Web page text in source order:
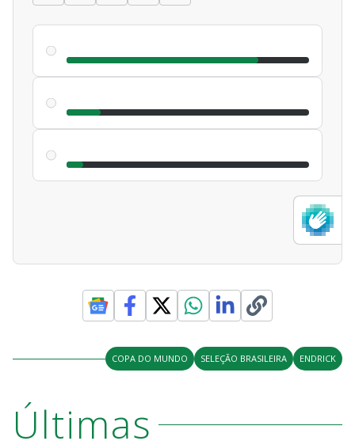
79.05%
14.1%
6.86%
COPA DO MUNDO SELEÇÃO BRASILEIRA ENDRICK
Últimas